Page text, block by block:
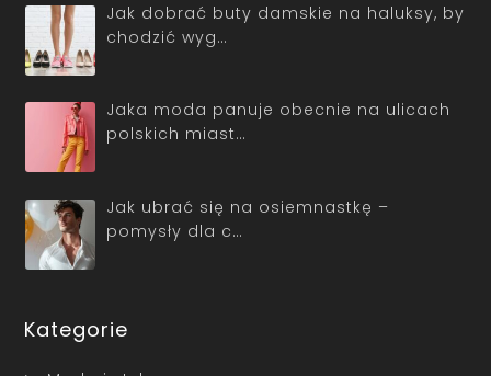
Jak dobrać buty damskie na haluksy, by
chodzić wyg…
Jaka moda panuje obecnie na ulicach
polskich miast…
Jak ubrać się na osiemnastkę –
pomysły dla c…
Kategorie